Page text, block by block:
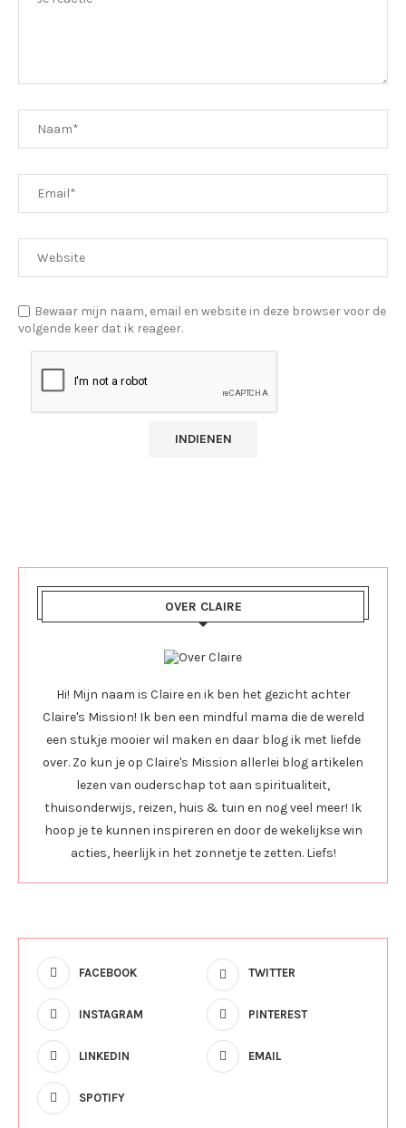
Bewaar mijn naam, email en website in deze browser voor de
volgende keer dat ik reageer.
OVER CLAIRE
Hi! Mijn naam is Claire en ik ben het gezicht achter
Claire's Mission! Ik ben een mindful mama die de wereld
een stukje mooier wil maken en daar blog ik met liefde
over. Zo kun je op Claire's Mission allerlei blog artikelen
lezen van ouderschap tot aan spiritualiteit,
thuisonderwijs, reizen, huis & tuin en nog veel meer! Ik
hoop je te kunnen inspireren en door de wekelijkse win
acties, heerlijk in het zonnetje te zetten. Liefs!
FACEBOOK TWITTER
INSTAGRAM PINTEREST
LINKEDIN EMAIL
SPOTIFY